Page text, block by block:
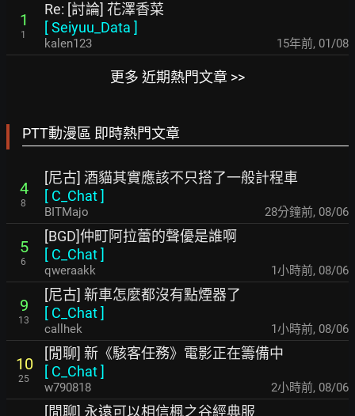
1
1
Re: [討論] 花澤香菜
[Seiyuu_Data ]
kalen123 15年前, 01/08
更多 近期熱門文章 >>
PTT動漫區 即時熱門文章
4
8
[尼古] 酒貓其實應該不只搭了一般計程車
[ C_Chat]
BITMajo 28分鐘前, 08/06
5
6
[BGD]仲町阿拉蕾的聲優是誰啊
[ C_Chat]
qweraakk 1小時前, 08/06
9
13
[尼古] 新車怎麼都沒有點煙器了
[ C_Chat]
callhek 1小時前, 08/06
10
25
[閒聊] 新《駭客任務》電影正在籌備中
[ C_Chat]
w790818 2小時前, 08/06
[閒聊] 永遠可以相信楓之谷經典服